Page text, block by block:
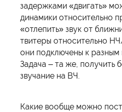
задержками «двигать»
динамики относительно
«отлепить» звук от
твитеры относительно
они подключены к разным
Задача – та же, получить
звучание на ВЧ.
Какие вообще можно